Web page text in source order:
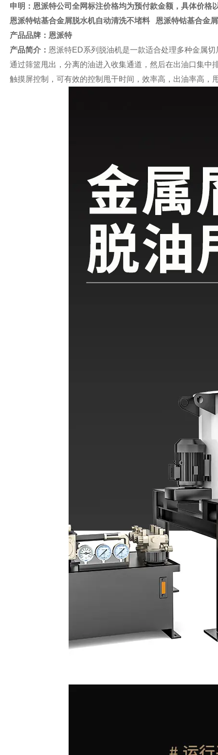
申明：恩派特公司全网标注价格均为预付款金额，具体价格
恩派特钴基合金屑脱水机自动清洗不堵料
恩派特钴基合金
产品品牌： 恩派特
产品简介： 恩派特ED系列脱油机是一款适合处理多种金属
通过筛篮甩出，分离的油进入收集通道，然后在出油口集
触摸屏控制，可有效的控制甩干时间，效率高，出油率高，